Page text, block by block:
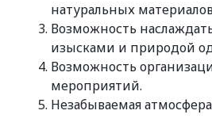
натуральных
Возможность
изысками и природой
Возможность
мероприятий.
Незабываемая